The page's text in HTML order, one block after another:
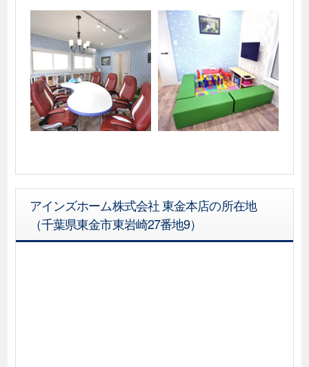
アインズホーム株式会社 東金本店の所在地
（千葉県東金市東岩崎27番地9）